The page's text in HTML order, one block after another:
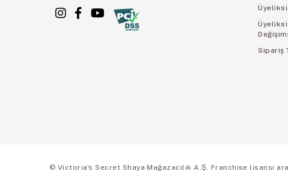
Değişimi
Sipariş
© Victoria's Secret Shaya Mağazacılık A.Ş. Franchise lisansı